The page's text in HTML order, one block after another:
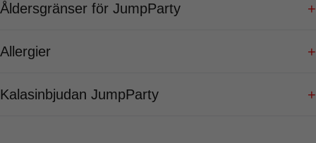
Åldersgränser för JumpParty +
Allergier +
Kalasinbjudan JumpParty +